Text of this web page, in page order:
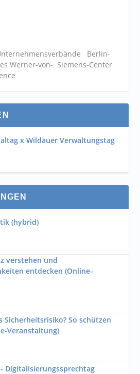
Berlin-
Werner-von- Siemens-Center
x Wildauer Verwaltungstag
(hybrid)
verstehen und
entdecken (Online–
Sicherheitsrisiko? So schützen
Veranstaltung)
Digitalisierungssprechtag